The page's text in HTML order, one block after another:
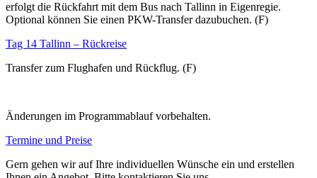
erfolgt die Rückfahrt mit dem Bus nach Tallinn in Eigenregie.
Optional können Sie einen PKW-Transfer dazubuchen. (F)
Tag 14 Tallinn – Rückreise
Transfer zum Flughafen und Rückflug. (F)
Änderungen im Programmablauf vorbehalten.
Termine und Preise
Gern gehen wir auf Ihre individuellen Wünsche ein und erstellen